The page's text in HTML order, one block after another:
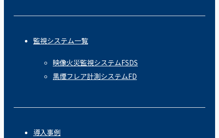
監視システム一覧
映像火災監視システムFSDS
黒煙フレア計測システムFD
導入事例